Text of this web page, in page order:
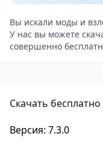
отличной
которые делают
эффектными. Кроме
большое
сенсорного
небольшой
Вы искали моды и
У нас вы можете
совершенно
Скачать
Версия: 7.3.0